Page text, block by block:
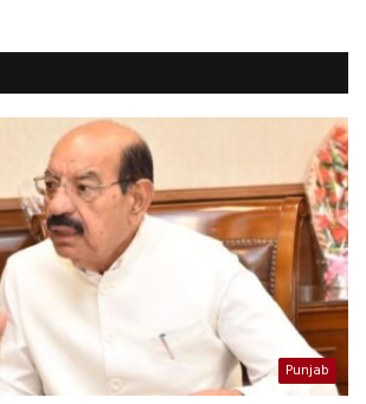
Punjab